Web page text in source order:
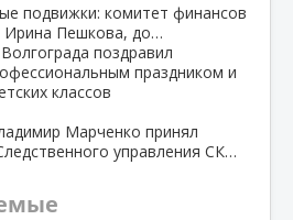
подвижки: комитет финансов
Ирина Пешкова, до…
поздравил
праздником и
классов
Марченко принял
управления СК…